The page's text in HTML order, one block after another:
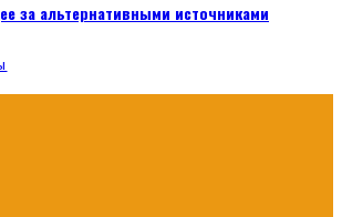
за альтернативными источниками